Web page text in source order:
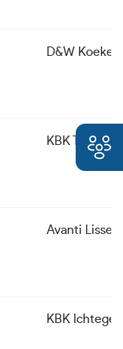
D&W
KBK Temse
Avanti
KBK